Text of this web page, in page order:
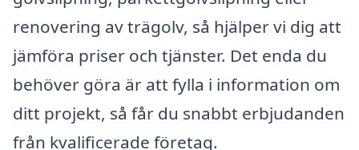
renovering av trägolv, så hjälper vi dig att
jämföra priser och tjänster. Det enda du
behöver göra är att fylla i information om
ditt projekt, så får du snabbt erbjudanden
från kvalificerade företag.